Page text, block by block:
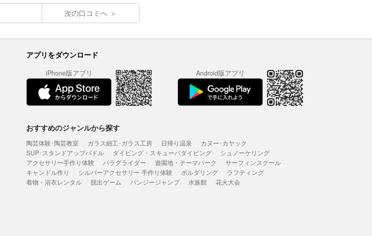
次の口コミへ
アプリをダウンロード
iPhone版アプリ Android版アプリ
おすすめのジャンルから探す
陶芸体験･陶芸教室 ガラス細工･ガラス工房 日帰り温泉
カヌー･カヤック
SUP･スタンドアップパドル
ダイビング・スキューバダイビング
シュノーケリング
アクセサリー手作り体験
パラグライダー 遊園地・テーマパーク
サーフィンスクール
キャンドル作り
シルバーアクセサリー 手作り体験 ボルダリング
ラフティング
着物・浴衣レンタル
脱出ゲーム バンジージャンプ 水族館 花火大会